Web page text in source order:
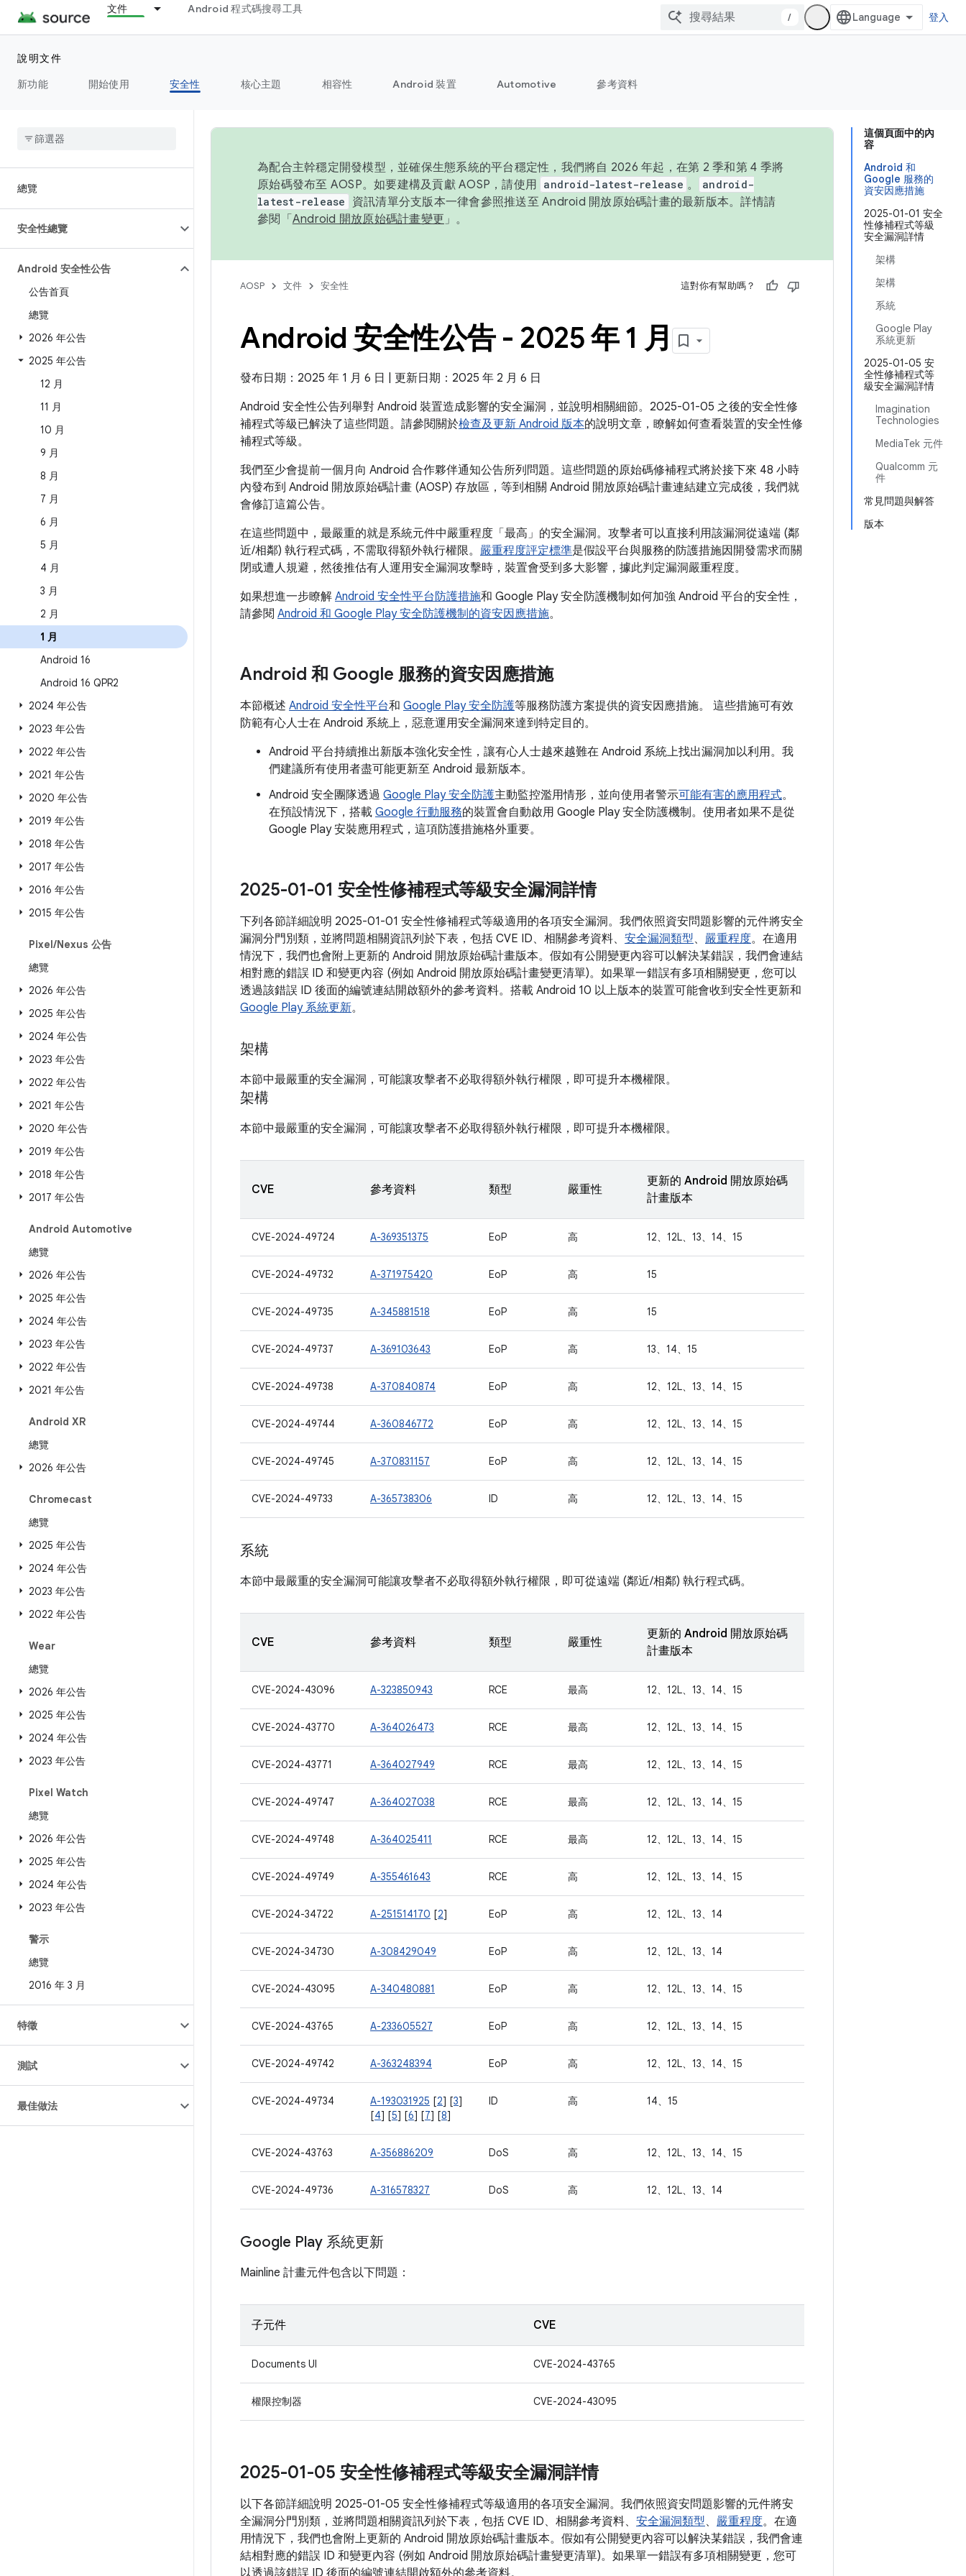
文件 Android 程式碼搜尋工具
/ 登入
說明文件
新功能
開始使用 安全性 核心主題 相容性 Android 裝置 Automotive 參考資料
總覽
安全性總覽
Android 安全性公告
公告首頁
總覽
2026 年公告
2025 年公告
12 月
11 月
10 月
9 月
8 月
7 月
6 月
5 月
4 月
3 月
2 月
1 月
Android 16
Android 16 QPR2
2024 年公告
2023 年公告
2022 年公告
2021 年公告
2020 年公告
2019 年公告
2018 年公告
2017 年公告
2016 年公告
2015 年公告
Pixel/Nexus 公告
總覽
2026 年公告
2025 年公告
2024 年公告
2023 年公告
2022 年公告
2021 年公告
2020 年公告
2019 年公告
2018 年公告
2017 年公告
Android Automotive
總覽
2026 年公告
2025 年公告
2024 年公告
2023 年公告
2022 年公告
2021 年公告
Android XR
總覽
2026 年公告
Chromecast
總覽
2025 年公告
2024 年公告
2023 年公告
2022 年公告
Wear
總覽
2026 年公告
2025 年公告
2024 年公告
2023 年公告
Pixel Watch
總覽
2026 年公告
2025 年公告
2024 年公告
2023 年公告
警示
總覽
2016 年 3 月
特徵
測試
最佳做法
這個頁面中的內
容
Android 和
Google 服務的
資安因應措施
2025-01-01 安全
性修補程式等級
安全漏洞詳情
架構
架構
系統
Google Play
系統更新
2025-01-05 安
全性修補程式等
級安全漏洞詳情
Imagination
Technologies
MediaTek 元件
Qualcomm 元
件
常見問題與解答
版本
為配合主幹穩定開發模型，並確保生態系統的平台穩定性，我們將自 2026 年起，在第 2 季和第 4 季將
原始碼發布至 AOSP。如要建構及貢獻 AOSP，請使用 android-latest-release 。
android-
latest-release
資訊清單分支版本一律會參照推送至 Android 開放原始碼計畫的最新版本。詳情請
參閱「 Android 開放原始碼計畫變更 」。
AOSP 文件 安全性 這對你有幫助嗎？
Android 安全性公告 - 2025 年 1 月
發布日期：2025 年 1 月 6 日 | 更新日期：2025 年 2 月 6 日
Android 安全性公告列舉對 Android 裝置造成影響的安全漏洞，並說明相關細節。2025-01-05 之後的安全性修
補程式等級已解決了這些問題。請參閱關於檢查及更新 Android 版本的說明文章，瞭解如何查看裝置的安全性修
補程式等級。
我們至少會提前一個月向 Android 合作夥伴通知公告所列問題。這些問題的原始碼修補程式將於接下來 48 小時
內發布到 Android 開放原始碼計畫 (AOSP) 存放區，等到相關 Android 開放原始碼計畫連結建立完成後，我們就
會修訂這篇公告。
在這些問題中，最嚴重的就是系統元件中嚴重程度「最高」的安全漏洞。攻擊者可以直接利用該漏洞從遠端 (鄰
近/相鄰) 執行程式碼，不需取得額外執行權限。 嚴重程度評定標準是假設平台與服務的防護措施因開發需求而關
閉或遭人規避，然後推估有人運用安全漏洞攻擊時，裝置會受到多大影響，據此判定漏洞嚴重程度。
如果想進一步瞭解 Android 安全性平台防護措施和 Google Play 安全防護機制如何加強 Android 平台的安全性，
請參閱 Android 和 Google Play 安全防護機制的資安因應措施。
Android 和 Google 服務的資安因應措施
本節概述 Android 安全性平台和 Google Play 安全防護等服務防護方案提供的資安因應措施。 這些措施可有效
防範有心人士在 Android 系統上，惡意運用安全漏洞來達到特定目的。
Android 平台持續推出新版本強化安全性，讓有心人士越來越難在 Android 系統上找出漏洞加以利用。我
們建議所有使用者盡可能更新至 Android 最新版本。
Android 安全團隊透過 Google Play 安全防護主動監控濫用情形，並向使用者警示可能有害的應用程式。
在預設情況下，搭載 Google 行動服務的裝置會自動啟用 Google Play 安全防護機制。使用者如果不是從
Google Play 安裝應用程式，這項防護措施格外重要。
2025-01-01 安全性修補程式等級安全漏洞詳情
下列各節詳細說明 2025-01-01 安全性修補程式等級適用的各項安全漏洞。我們依照資安問題影響的元件將安全
漏洞分門別類，並將問題相關資訊列於下表，包括 CVE ID、相關參考資料、 安全漏洞類型、 嚴重程度。在適用
情況下，我們也會附上更新的 Android 開放原始碼計畫版本。假如有公開變更內容可以解決某錯誤，我們會連結
相對應的錯誤 ID 和變更內容 (例如 Android 開放原始碼計畫變更清單)。如果單一錯誤有多項相關變更，您可以
透過該錯誤 ID 後面的編號連結開啟額外的參考資料。搭載 Android 10 以上版本的裝置可能會收到安全性更新和
Google Play 系統更新。
架構
本節中最嚴重的安全漏洞，可能讓攻擊者不必取得額外執行權限，即可提升本機權限。
架構
本節中最嚴重的安全漏洞，可能讓攻擊者不必取得額外執行權限，即可提升本機權限。
CVE 參考資料 類型 嚴重性
更新的 Android 開放原始碼
計畫版本
CVE-2024-49724 A-369351375 EoP 高 12、12L、13、14、15
CVE-2024-49732 A-371975420 EoP 高 15
CVE-2024-49735 A-345881518 EoP 高 15
CVE-2024-49737 A-369103643 EoP 高 13、14、15
CVE-2024-49738 A-370840874 EoP 高 12、12L、13、14、15
CVE-2024-49744 A-360846772 EoP 高 12、12L、13、14、15
CVE-2024-49745 A-370831157 EoP 高 12、12L、13、14、15
CVE-2024-49733 A-365738306 ID 高 12、12L、13、14、15
系統
本節中最嚴重的安全漏洞可能讓攻擊者不必取得額外執行權限，即可從遠端 (鄰近/相鄰) 執行程式碼。
CVE 參考資料 類型 嚴重性
更新的 Android 開放原始碼
計畫版本
CVE-2024-43096 A-323850943 RCE 最高 12、12L、13、14、15
CVE-2024-43770 A-364026473 RCE 最高 12、12L、13、14、15
CVE-2024-43771 A-364027949 RCE 最高 12、12L、13、14、15
CVE-2024-49747 A-364027038 RCE 最高 12、12L、13、14、15
CVE-2024-49748 A-364025411 RCE 最高 12、12L、13、14、15
CVE-2024-49749 A-355461643 RCE 高 12、12L、13、14、15
CVE-2024-34722 A-251514170 [2] EoP 高 12、12L、13、14
CVE-2024-34730 A-308429049 EoP 高 12、12L、13、14
CVE-2024-43095 A-340480881 EoP 高 12、12L、13、14、15
CVE-2024-43765 A-233605527 EoP 高 12、12L、13、14、15
CVE-2024-49742 A-363248394 EoP 高 12、12L、13、14、15
CVE-2024-49734 A-193031925 [2] [3]
[4] [5] [6] [7] [8]
ID 高 14、15
CVE-2024-43763 A-356886209 DoS 高 12、12L、13、14、15
CVE-2024-49736 A-316578327 DoS 高 12、12L、13、14
Google Play 系統更新
Mainline 計畫元件包含以下問題：
子元件 CVE
Documents UI CVE-2024-43765
權限控制器 CVE-2024-43095
2025-01-05 安全性修補程式等級安全漏洞詳情
以下各節詳細說明 2025-01-05 安全性修補程式等級適用的各項安全漏洞。我們依照資安問題影響的元件將安
全漏洞分門別類，並將問題相關資訊列於下表，包括 CVE ID、相關參考資料、 安全漏洞類型、 嚴重程度。在適
用情況下，我們也會附上更新的 Android 開放原始碼計畫版本。假如有公開變更內容可以解決某錯誤，我們會連
結相對應的錯誤 ID 和變更內容 (例如 Android 開放原始碼計畫變更清單)。如果單一錯誤有多項相關變更，您可
以透過該錯誤 ID 後面的編號連結開啟額外的參考資料。